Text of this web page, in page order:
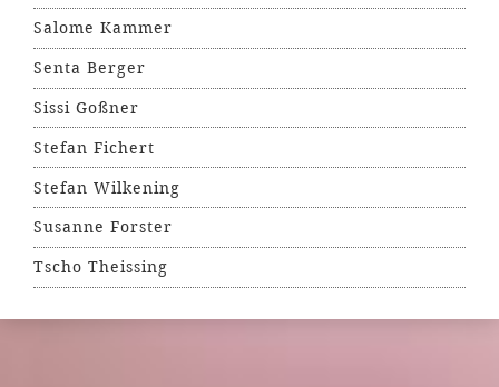
Salome Kammer
Senta Berger
Sissi Goßner
Stefan Fichert
Stefan Wilkening
Susanne Forster
Tscho Theissing